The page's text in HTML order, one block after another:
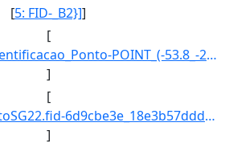
[5: FID-_B2}]]
[
6: FID-_B3-Folha-P-Identificacao_Ponto-POINT_(-53.8_-24.866666666700112)}]
]
[
7: FID-PedologiaPontoSG22.fid-6d9cbe3e_18e3b57ddd4_4fc1-Folha-SG22-Identificacao_Ponto-SG22VA/P.17-Lati]
]